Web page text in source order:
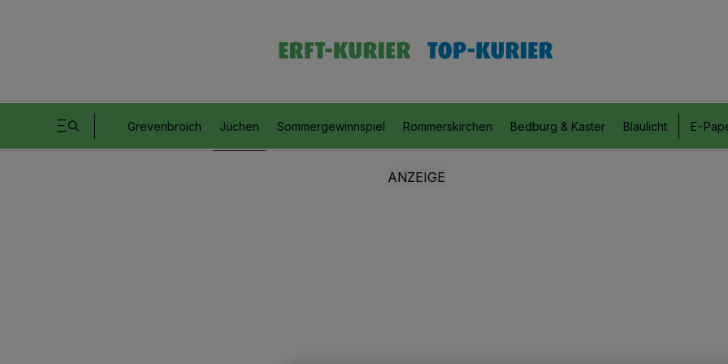
Grevenbroich Jüchen Sommergewinnspiel Rommerskirchen Bedburg & Kaster Blaulicht E-